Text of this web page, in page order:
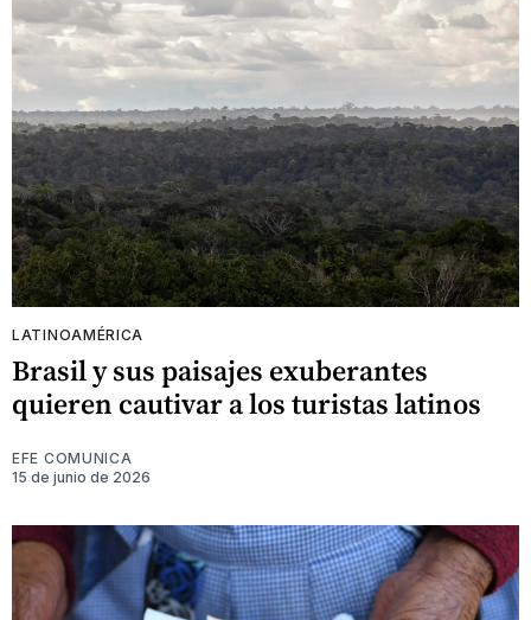
LATINOAMÉRICA
Brasil y sus paisajes exuberantes
quieren cautivar a los turistas latinos
EFE COMUNICA
15 de junio de 2026